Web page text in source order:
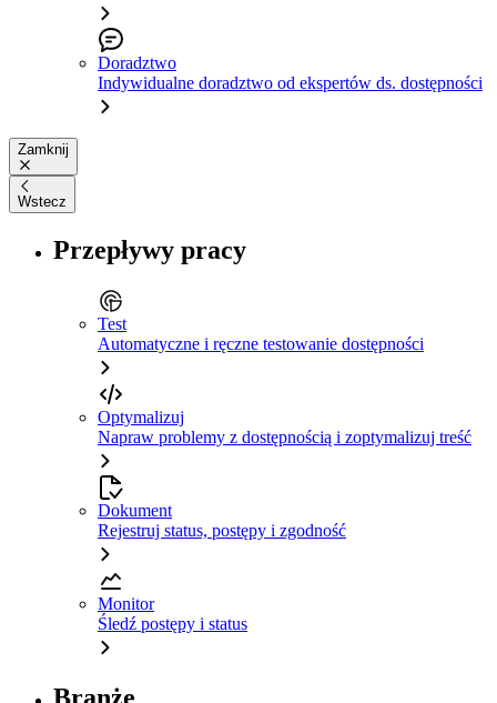
Doradztwo
Indywidualne doradztwo od ekspertów ds. dostępności
Zamknij
Wstecz
Przepływy pracy
Test
Automatyczne i ręczne testowanie dostępności
Optymalizuj
Napraw problemy z dostępnością i zoptymalizuj treść
Dokument
Rejestruj status, postępy i zgodność
Monitor
Śledź postępy i status